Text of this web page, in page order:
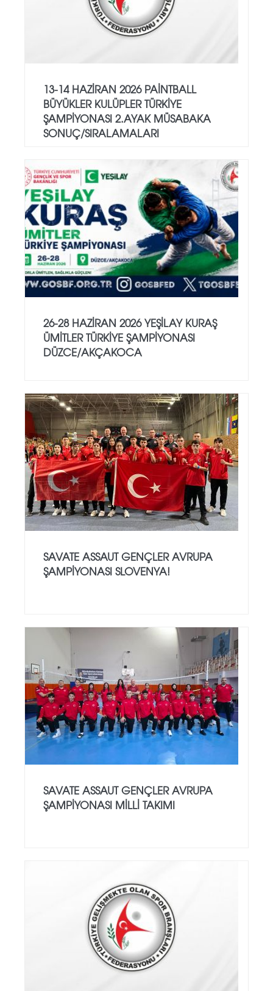
13-14 HAZİRAN 2026 PAİNTBALL
BÜYÜKLER KULÜPLER TÜRKİYE
ŞAMPİYONASI 2.AYAK MÜSABAKA
SONUÇ/SIRALAMALARI
26-28 HAZİRAN 2026 YEŞİLAY KURAŞ
ÜMİTLER TÜRKİYE ŞAMPİYONASI
DÜZCE/AKÇAKOCA
SAVATE ASSAUT GENÇLER AVRUPA
ŞAMPİYONASI SLOVENYA!
SAVATE ASSAUT GENÇLER AVRUPA
ŞAMPİYONASI MİLLİ TAKIMI